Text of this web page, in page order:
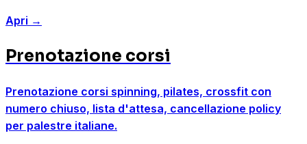
Apri →
Prenotazione corsi
Prenotazione corsi spinning, pilates, crossfit con
numero chiuso, lista d'attesa, cancellazione policy
per palestre italiane.